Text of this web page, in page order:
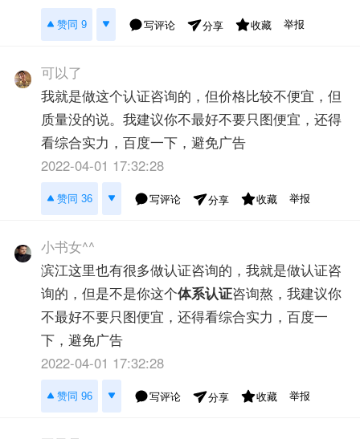
赞同 9 写评论 分享 收藏 举报
可以了
我就是做这个认证咨询的，但价格比较不便宜，但
质量没的说。我建议你不最好不要只图便宜，还得
看综合实力，百度一下，避免广告
2022-04-01 17:32:28
赞同 36 写评论 分享 收藏 举报
小书女^^
滨江这里也有很多做认证咨询的，我就是做认证咨
询的，但是不是你这个体系认证咨询熬，我建议你
不最好不要只图便宜，还得看综合实力，百度一
下，避免广告
2022-04-01 17:32:28
赞同 96 写评论 分享 收藏 举报